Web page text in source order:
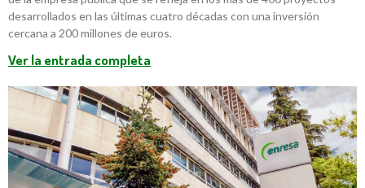
desarrollados en las últimas cuatro décadas con una inversión
cercana a 200 millones de euros.
Ver la entrada completa